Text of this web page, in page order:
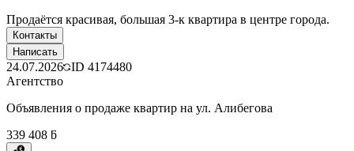
Продаётся красивая, большая 3-к квартира в центре города.
Контакты
Написать
24.07.2026 ID 4174480
Агентство
Объявления о продаже квартир на ул. Алибегова
339 408 ƃ